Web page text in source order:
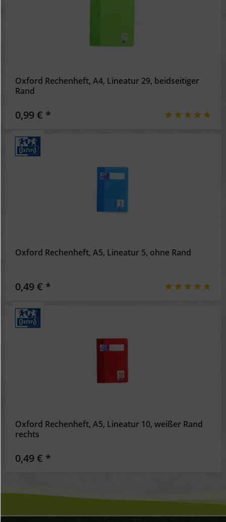
Oxford Rechenheft, A4, Lineatur 29, beidseitiger
Rand
0,99 € *
Oxford Rechenheft, A5, Lineatur 5, ohne Rand
0,49 € *
Oxford Rechenheft, A5, Lineatur 10, weißer Rand
rechts
0,49 € *